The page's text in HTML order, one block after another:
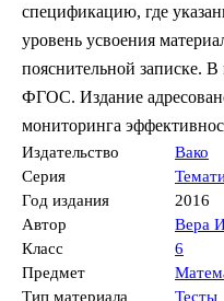
спецификацию, где
уровень усвоения
пояснительной записке.
ФГОС. Издание
мониторинга
Издательство
Вако
Серия
Год издания
2016
Автор
Вера
Класс
6
Предмет
Тип материала
Тесты